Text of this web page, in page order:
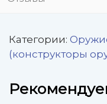
Категории:
(конструкторы